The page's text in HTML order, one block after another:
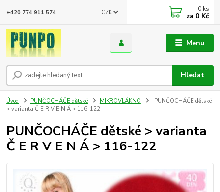
Menu
CZK
Hledat
+420 774 911 574 0 ks
za 0 Kč
Úvod PUNČOCHÁČE dětské MIKROVLÁKNO
PUNČOCHÁČE dětské
> varianta Č E R V E N Á > 116-122
PUNČOCHÁČE dětské > varianta
Č E R V E N Á > 116-122